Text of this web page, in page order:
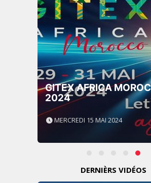
GITEX AFRICA
2024
MERCREDI 15 MAI 2024
DERNIÈRS VIDÉOS